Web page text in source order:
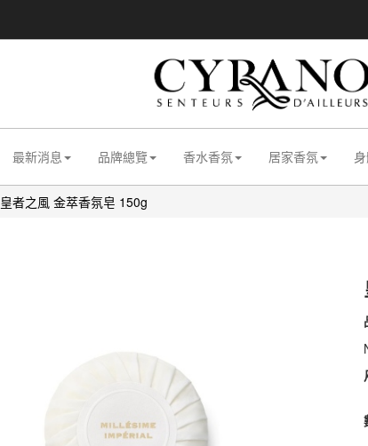
最新消息 品牌總覽 香水香氛 居家香氛
皇者之風 金萃香氛皂 150g